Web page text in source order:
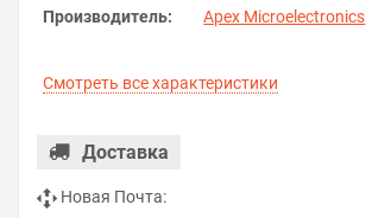
Производитель: Apex Microelectronics
Смотреть все характеристики
Доставка
Новая Почта: